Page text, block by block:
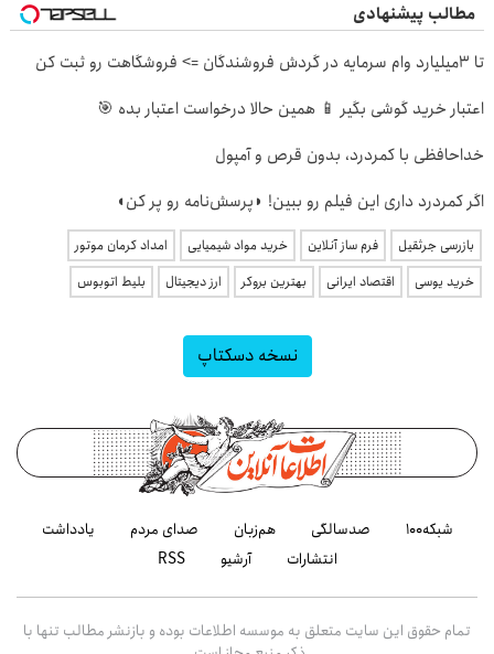
مطالب پیشنهادی
تا 3میلیارد وام سرمایه در گردش فروشندگان => فروشگاهت رو ثبت کن
اعتبار خرید گوشی بگیر 📱 همین حالا درخواست اعتبار بده 🎯
خداحافظی با کمردرد، بدون قرص و آمپول
اگر کمردرد داری این فیلم رو ببین! ◗پرسش‌نامه رو پر کن◖
بازرسی جرثقیل فرم ساز آنلاین خرید مواد شیمیایی
امداد کرمان موتور
خرید یوسی
اقتصاد ایرانی بهترین بروکر ارز دیجیتال بلیط اتوبوس
نسخه دسکتاپ
شبکه۱۰۰ صدسالگی هم‌زبان صدای مردم
یادداشت
انتشارات
آرشیو RSS
تمام حقوق این سایت متعلق به موسسه اطلاعات بوده و بازنشر مطالب تنها با